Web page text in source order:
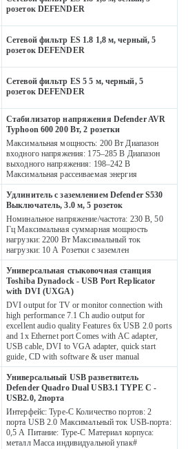
розеток DEFENDER
Сетевой фильтр ES 1.8 1,8 м, черный, 5
розеток DEFENDER
Сетевой фильтр ES 5 5 м, черный, 5
розеток DEFENDER
Стабилизатор напряжения Defender AVR
Typhoon 600 200 Вт, 2 розетки
Максимальная мощность: 200 Вт Диапазон
входного напряжения: 175–285 В Диапазон
выходного напряжения: 198–242 В
Максимальная рассеиваемая энергия
Удлинитель с заземлением Defender S530
Выключатель, 3.0 м, 5 розеток
Номинальное напряжение/частота: 230 В, 50
Гц Максимальная суммарная мощность
нагрузки: 2200 Вт Максимальный ток
нагрузки: 10 А Розетки с заземлен
Универсальная стыковочная станция
Toshiba Dynadock - USB Port Replicator
with DVI (UXGA)
DVI output for TV or monitor connection with
high performance 7.1 Ch audio output for
excellent audio quality Features 6x USB 2.0 ports
and 1x Ethernet port Comes with AC adapter,
USB cable, DVI to VGA adapter, quick start
guide, CD with software & user manual
Универсальный USB разветвитель
Defender Quadro Dual USB3.1 TYPE C -
USB2.0, 2порта
Интерфейс: Type-C Количество портов: 2
порта USB 2.0 Максимальный ток USB-порта:
0,5 А Питание: Type-C Материал корпуса:
металл Масса индивидуальной упак#